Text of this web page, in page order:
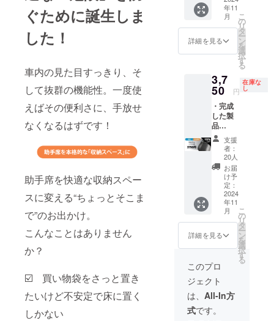
ぐために誕生しま
した！
車内の見た目すっきり、そ
して抜群の機能性。一度使
えばその便利さに、手放せ
なくなるはずです！
助手席を快適な収納スペー
スに変える“ちょっとそこま
で”のお出かけ。
こんなことはありません
か？
☑️ 買い物袋をさっと置き
たいけど不安定で床に置く
しかない
頃にお
届けす
る予定
です
造工程
上の都
合等に
より出
荷時期
が遅れ
る場合
があり
ます。
販売予
定価格
より下
がる可
※デザイ
ン・仕
様は変
更にな
る可能
性もご
ざいま
す。ご
了承く
ださ
い。
※2024
年11月
頃にお
届けす
る予定
です
況、製
上の都
合等に
より出
荷時期
税・送
料込）
です。
※ 一般
販売予
定価格
17,680
円（税
込） ----
-----------
------- ※
皆様の
支援に
より量
産効率
が向上
した場
合、正
規販売
価格が
販売予
定価格
より下
ござい
ます。
※デザイ
ン・仕
様は変
更にな
年11
月
詳細を見る
こ
の
リ
タ
ー
ン
を
選
択
す
る
3,7
50 円
在庫な
し
・完成
した製
品
SekiNet
× 1点 ---
-----------
-------- ※
表示価
格は
（消費
税・送
料込）
です。
※ 一般
販売予
定価格
は4,420
円（税
込） ----
-----------
------- ※
皆様の
支援
者：
20人
お届
け予
定：
2024
年11
月
詳細を見る
こ
の
リ
タ
ー
ン
を
選
択
す
る
このプロ
ジェクト
は、 All-In方
式です。